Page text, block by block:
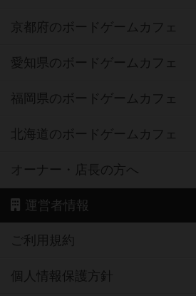
京都府のボードゲームカフェ
愛知県のボードゲームカフェ
福岡県のボードゲームカフェ
北海道のボードゲームカフェ
オーナー・店長の方へ
運営者情報
ご利用規約
個人情報保護方針